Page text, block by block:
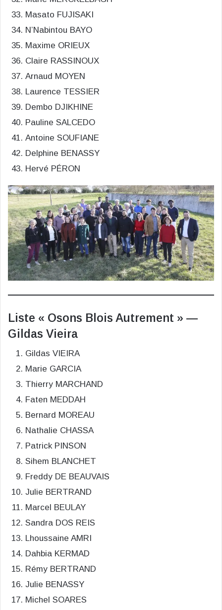
Masato FUJISAKI
N’Nabintou BAYO
Maxime ORIEUX
Claire RASSINOUX
Arnaud MOYEN
Laurence TESSIER
Dembo DJIKHINE
Pauline SALCEDO
Antoine SOUFIANE
Delphine BENASSY
Hervé PÉRON
Liste « Osons Blois Autrement » —
Gildas Vieira
Gildas VIEIRA
Marie GARCIA
Thierry MARCHAND
Faten MEDDAH
Bernard MOREAU
Nathalie CHASSA
Patrick PINSON
Sihem BLANCHET
Freddy DE BEAUVAIS
Julie BERTRAND
Marcel BEULAY
Sandra DOS REIS
Lhoussaine AMRI
Dahbia KERMAD
Rémy BERTRAND
Julie BENASSY
Michel SOARES